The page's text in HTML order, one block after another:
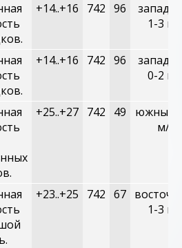
+14..+16 742 96
1-3 м/
+14..+16 742 96
0-2 м/
+25..+27 742 49
южный,
м/с
+23..+25 742 67
1-3 м/